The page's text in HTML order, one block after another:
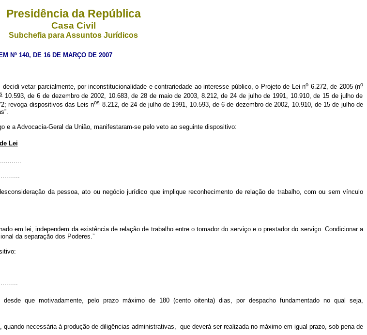
Presidência da República
Casa Civil
Subchefia para Assuntos Jurídicos
Nº 140, DE 16 DE MARÇO DE 2007
vetar parcialmente, por inconstitucionalidade e contrariedade ao interesse público, o Projeto de Lei no 6.272, de 2005 (no
10.593, de 6 de dezembro de 2002, 10.683, de 28 de maio de 2003, 8.212, de 24 de julho de 1991, 10.910, de 15 de julho de
revoga dispositivos das Leis nos8.212, de 24 de julho de 1991, 10.593, de 6 de dezembro de 2002, 10.910, de 15 de julho de
a Advocacia-Geral da União, manifestaram-se pelo veto ao seguinte dispositivo:
Lei
da pessoa, ato ou negócio jurídico que implique reconhecimento de relação de trabalho, com ou sem vínculo
em lei, independem da existência de relação de trabalho entre o tomador do serviço e o prestador do serviço. Condicionar a
da separação dos Poderes.”
que motivadamente, pelo prazo máximo de 180 (cento oitenta) dias, por despacho fundamentado no qual seja,
necessária à produção de diligências administrativas, que deverá ser realizada no máximo em igual prazo, sob pena de